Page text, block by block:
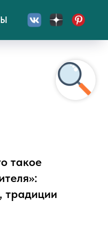
такое
традиции